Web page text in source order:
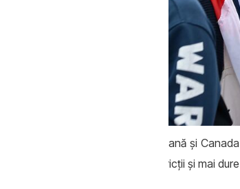
an mai devreme, Uniunea Europeană și
printre care Ucraina, aplică restricții și mai